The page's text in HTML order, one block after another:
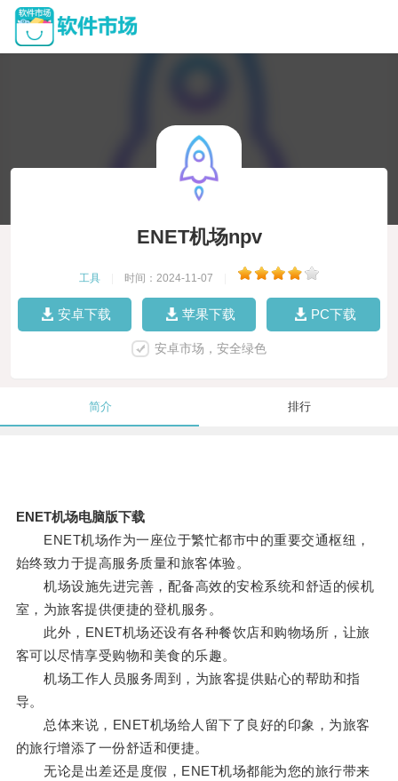
ENET机场npv
工具 时间：2024-11-07
安卓下载 苹果下载 PC下载
安卓市场，安全绿色
简介 排行
ENET机场电脑版下载
ENET机场作为一座位于繁忙都市中的重要交通枢纽，
始终致力于提高服务质量和旅客体验。
机场设施先进完善，配备高效的安检系统和舒适的候机
室，为旅客提供便捷的登机服务。
此外，ENET机场还设有各种餐饮店和购物场所，让旅
客可以尽情享受购物和美食的乐趣。
机场工作人员服务周到，为旅客提供贴心的帮助和指
导。
总体来说，ENET机场给人留下了良好的印象，为旅客
的旅行增添了一份舒适和便捷。
无论是出差还是度假，ENET机场都能为您的旅行带来